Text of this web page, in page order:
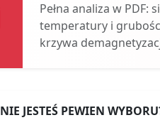
Pełna analiza w PDF:
temperatury i
krzywa
NIE JESTEŚ PEWIEN